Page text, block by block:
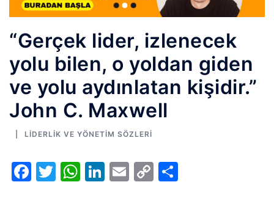
“Gerçek lider, izlenecek
yolu bilen, o yoldan giden
ve yolu aydınlatan kişidir.”
John C. Maxwell
LIDERLIK VE YÖNETIM SÖZLERI
Facebook
Twitter
WhatsApp
LinkedIn
Email
Copy